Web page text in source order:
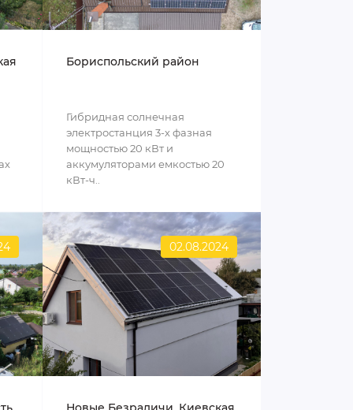
Бориспольский район
Гибридная солнечная
электростанция 3-х фазная
мощностью 20 кВт и
аккумуляторами емкостью 20
кВт-ч..
02.08.2024